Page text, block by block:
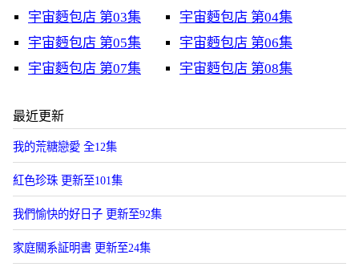
宇宙麪包店 第03集
宇宙麪包店 第04集
宇宙麪包店 第05集
宇宙麪包店 第06集
宇宙麪包店 第07集
宇宙麪包店 第08集
最近更新
我的荒糖戀愛 全12集
紅色珍珠 更新至101集
我們愉快的好日子 更新至92集
家庭關系証明書 更新至24集